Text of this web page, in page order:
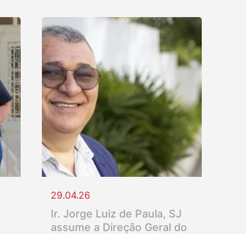
29.04.26
Ir. Jorge Luiz de Paula, SJ
assume a Direção Geral do